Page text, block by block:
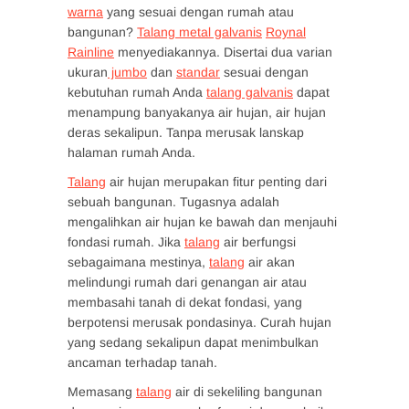
warna yang sesuai dengan rumah atau
bangunan? Talang metal galvanis Roynal
Rainline menyediakannya. Disertai dua varian
ukuran jumbo dan standar sesuai dengan
kebutuhan rumah Anda talang galvanis dapat
menampung banyakanya air hujan, air hujan
deras sekalipun. Tanpa merusak lanskap
halaman rumah Anda.
Talang air hujan merupakan fitur penting dari
sebuah bangunan. Tugasnya adalah
mengalihkan air hujan ke bawah dan menjauhi
fondasi rumah. Jika talang air berfungsi
sebagaimana mestinya, talang air akan
melindungi rumah dari genangan air atau
membasahi tanah di dekat fondasi, yang
berpotensi merusak pondasinya. Curah hujan
yang sedang sekalipun dapat menimbulkan
ancaman terhadap tanah.
Memasang talang air di sekeliling bangunan